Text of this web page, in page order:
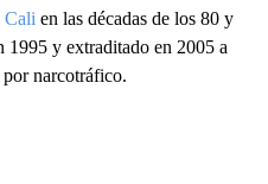
Cali en las décadas de los 80 y
1995 y extraditado en 2005 a
narcotráfico.